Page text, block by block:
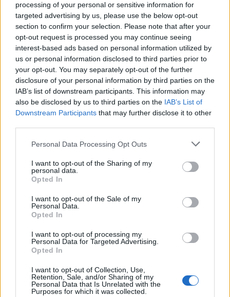
processing of your personal or sensitive information for
targeted advertising by us, please use the below opt-out
section to confirm your selection. Please note that after your
opt-out request is processed you may continue seeing
interest-based ads based on personal information utilized by
us or personal information disclosed to third parties prior to
your opt-out. You may separately opt-out of the further
disclosure of your personal information by third parties on the
IAB’s list of downstream participants. This information may
also be disclosed by us to third parties on the IAB’s List of
Downstream Participants that may further disclose it to other
Please note that this website/app uses one or more Google
not limited to your visit or usage behaviour. You may click to
grant or deny consent to Google and its third-party tags to
use your data for below specified purposes in below Google
consent section.
Personal Data Processing Opt Outs
I want to opt-out of the Sharing of my
personal data.
Opted In
I want to opt-out of the Sale of my
Personal Data.
Opted In
I want to opt-out of processing my
Personal Data for Targeted Advertising.
Opted In
I want to opt-out of Collection, Use,
Retention, Sale, and/or Sharing of my
Personal Data that Is Unrelated with the
Purposes for which it was collected.
ΕΞΩΤΕΡΙΚΟ 20.05.2026
5 λόγοι για να ταξιδέψετε στο
Μαυροβούνιο
Μαγευτικά τοπία που συνδυάζουν βουνό και θάλασσα,
και δαντελωτές ακτές στην Αδριατική. Το Μαυροβούνιο
είναι μια μικρή χώρα με μεγάλη ομορφιά.